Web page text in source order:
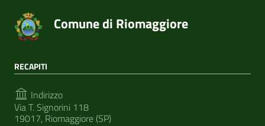
Comune di Riomaggiore
RECAPITI
Indirizzo
Via T. Signorini 118
19017, Riomaggiore (SP)